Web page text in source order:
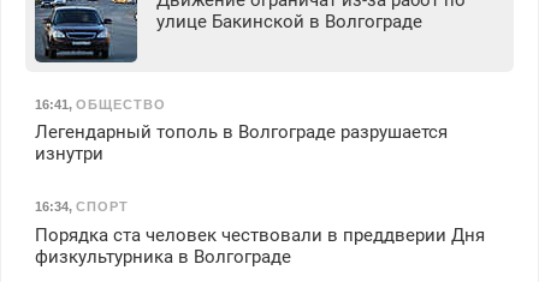
улице Бакинской в Волгограде
16:41, ОБЩЕСТВО
Легендарный тополь в Волгограде разрушается
изнутри
16:34, СПОРТ
Порядка ста человек чествовали в преддверии Дня
физкультурника в Волгограде